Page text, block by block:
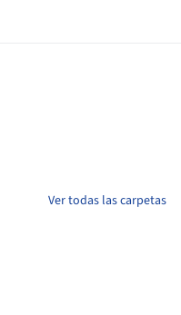
Ver todas las carpetas